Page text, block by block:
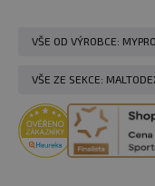
VŠE OD VÝROBCE:
VŠE ZE SEKCE: